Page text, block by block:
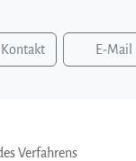
Kontakt E-Mail
Verfahrens